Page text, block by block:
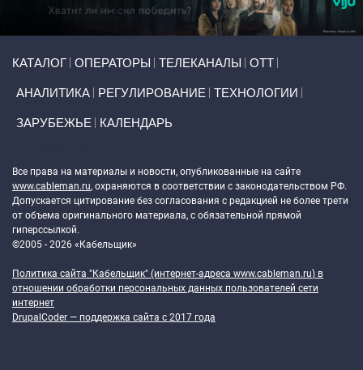
КАТАЛОГ ОПЕРАТОРЫ ТЕЛЕКАНАЛЫ ОТТ
АНАЛИТИКА РЕГУЛИРОВАНИЕ ТЕХНОЛОГИИ
ЗАРУБЕЖЬЕ КАЛЕНДАРЬ
Все права на материалы и новости, опубликованные на сайте
www.cableman.ru, охраняются в соответствии с законодательством РФ.
Допускается цитирование без согласования с редакцией не более трети
от объема оригинального материала, с обязательной прямой
гиперссылкой.
©2005 - 2026 «Кабельщик»
Политика сайта "Кабельщик" (интернет-адреса www.cableman.ru) в
отношении обработки персональных данных пользователей сети
интернет
DrupalCoder — поддержка сайта c 2017 года